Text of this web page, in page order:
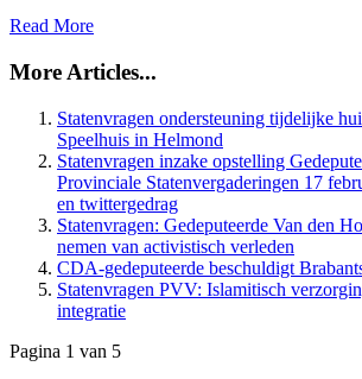
Read More
More Articles...
Statenvragen ondersteuning tijdelijke
Speelhuis in Helmond
Statenvragen inzake opstelling
Provinciale Statenvergaderingen 17
en twittergedrag
Statenvragen: Gedeputeerde Van den
nemen van activistisch verleden
CDA-gedeputeerde beschuldigt
Statenvragen PVV: Islamitisch
integratie
Pagina 1 van 5